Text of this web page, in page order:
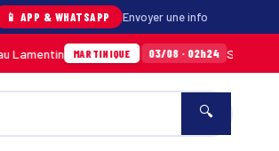
📱 APP & WHATSAPP Envoyer une info
MARTINIQUE 03/08 · 02h24 Sainte-Anne : un
🔍